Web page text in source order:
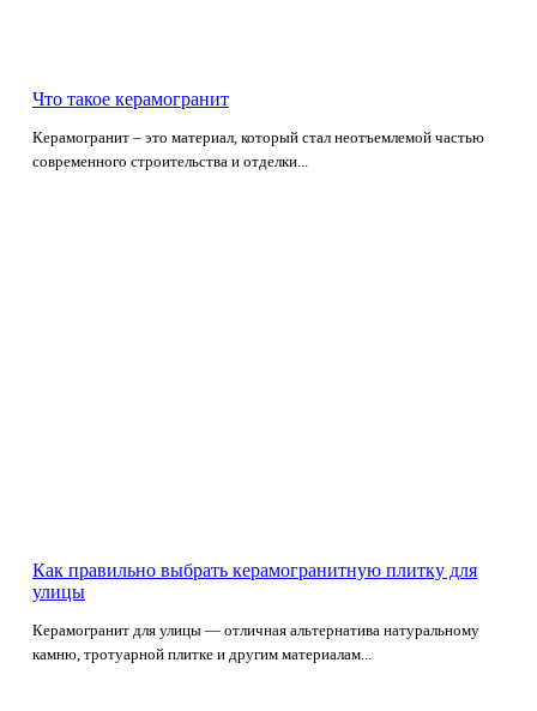
Что такое керамогранит
Керамогранит – это материал, который стал неотъемлемой частью
современного строительства и отделки...
Как правильно выбрать керамогранитную плитку для
улицы
Керамогранит для улицы — отличная альтернатива натуральному
камню, тротуарной плитке и другим материалам...